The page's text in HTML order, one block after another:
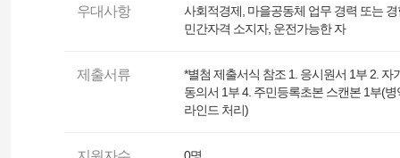
우대사항
사회적경제, 마을공동체 업무 경력 또는
민간자격 소지자, 운전가능한 자
제출서류
*별첨 제출서식 참조 1. 응시원서 1부 2.
동의서 1부 4. 주민등록초본 스캔본 1부(
라인드 처리)
0명